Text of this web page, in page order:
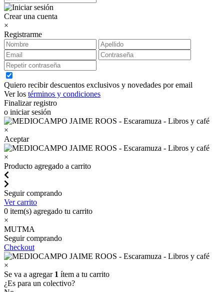
Crear una cuenta
×
Registrarme
Quiero recibir descuentos exclusivos y novedades por email
Ver los términos y condiciones
Finalizar registro
o iniciar sesión
×
Aceptar
×
Producto agregado a carrito
Seguir comprando
Ver carrito
0 item(s) agregado tu carrito
×
MUTMA
Seguir comprando
Checkout
×
Se va a agregar 1 ítem a tu carrito
¿Es para un colectivo?